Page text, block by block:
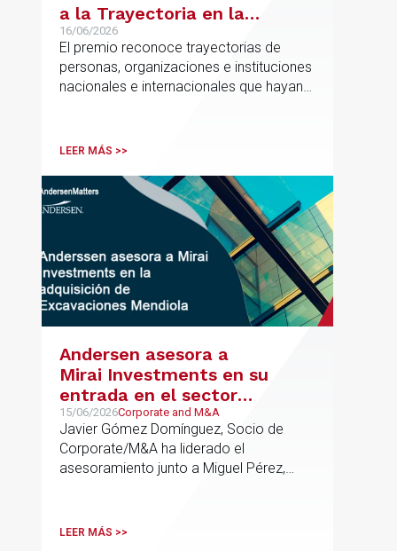
a la Trayectoria en la
Promoción de la Educación
16/06/2026
El premio reconoce trayectorias de
personas, organizaciones e instituciones
nacionales e internacionales que hayan
innovación o la equidad educativa
LEER MÁS >>
Andersen asesora a
Mirai Investments en su
entrada en el sector
medioambiental con la
adquisición de la
vasca Excavaciones
Mendiola
15/06/2026Corporate and M&A
Javier Gómez Domínguez, Socio de
Corporate/M&A ha liderado el
asesoramiento junto a Miguel Pérez,
LEER MÁS >>